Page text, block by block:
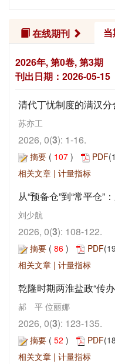
在线期刊
2026年, 第0卷, 第3期
刊出日期：2026-05-15
清代丁忧制度的满汉分
苏亦工
2026, 0(3): 1-16.
摘要 ( 107 ) PDF
相关文章 | 计量指标
从“预备仓”到“常平仓
刘少航
2026, 0(3): 108-122.
摘要 ( 86 ) PDF
相关文章 | 计量指标
乾隆时期两淮盐政“传
郝 平 位丽娜
2026, 0(3): 123-135.
摘要 ( 52 ) PDF
相关文章 | 计量指标